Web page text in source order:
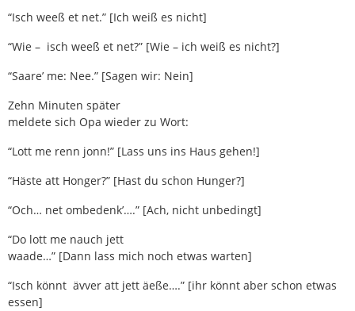
“Isch weeß et net.” [Ich weiß es nicht]
“Wie – isch weeß et net?” [Wie – ich weiß es nicht?]
“Saare’ me: Nee.” [Sagen wir: Nein]
Zehn Minuten später
meldete sich Opa wieder zu Wort:
“Lott me renn jonn!” [Lass uns ins Haus gehen!]
“Häste att Honger?” [Hast du schon Hunger?]
“Och… net ombedenk’….” [Ach, nicht unbedingt]
“Do lott me nauch jett
waade…” [Dann lass mich noch etwas warten]
“Isch könnt ävver att jett äeße….” [ihr könnt aber schon etwas
essen]